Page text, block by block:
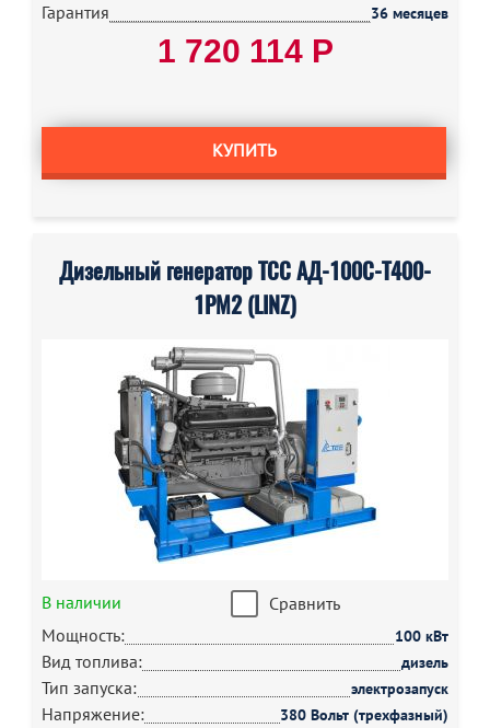
Гарантия 36 месяцев
1 720 114 Р
КУПИТЬ
Дизельный генератор ТСС АД-100С-Т400-
1РМ2 (LINZ)
В наличии
Сравнить
Мощность:
100 кВт
Вид топлива: дизель
Тип запуска: электрозапуск
Напряжение: 380 Вольт (трехфазный)